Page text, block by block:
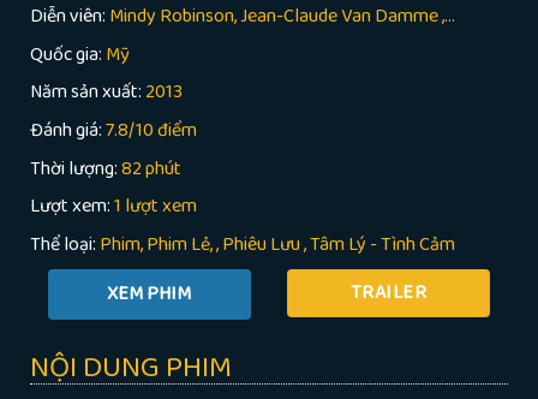
Diễn viên: Mindy Robinson, Jean-Claude Van Damme ,...
Quốc gia: Mỹ
Năm sản xuất: 2013
Đánh giá:7.8/10 điểm
Thời lượng:82 phút
Lượt xem:1 lượt xem
Thể loại: Phim Phim Lẻ ,Phiêu Lưu,Tâm Lý - Tình Cảm
TRAILER
NỘI DUNG PHIM